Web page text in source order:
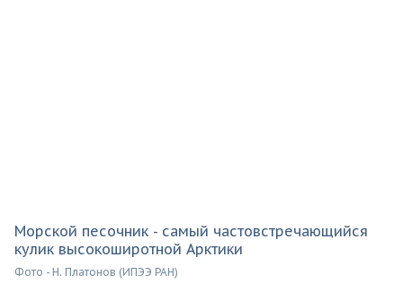
Морской песочник - самый частовстречающийся
кулик высокоширотной Арктики
Фото - Н. Платонов (ИПЭЭ РАН)